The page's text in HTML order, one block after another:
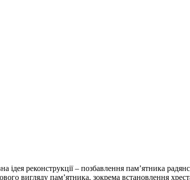
ідея реконструкції – позбавлення пам’ятника
вигляду пам’ятника, зокрема встановлення